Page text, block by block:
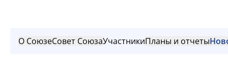
О СоюзеСовет СоюзаУчастникиПланы и отчеты